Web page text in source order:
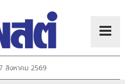
สิงหาคม 2569